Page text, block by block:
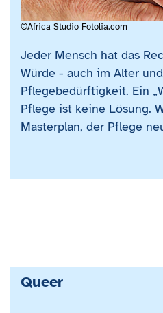
©Africa Studio Fotolia.com
Jeder Mensch hat das
Würde - auch im Alter
Pflegebedürftigkeit. Ein
Pflege ist keine Lösung.
Masterplan, der Pflege
Queer